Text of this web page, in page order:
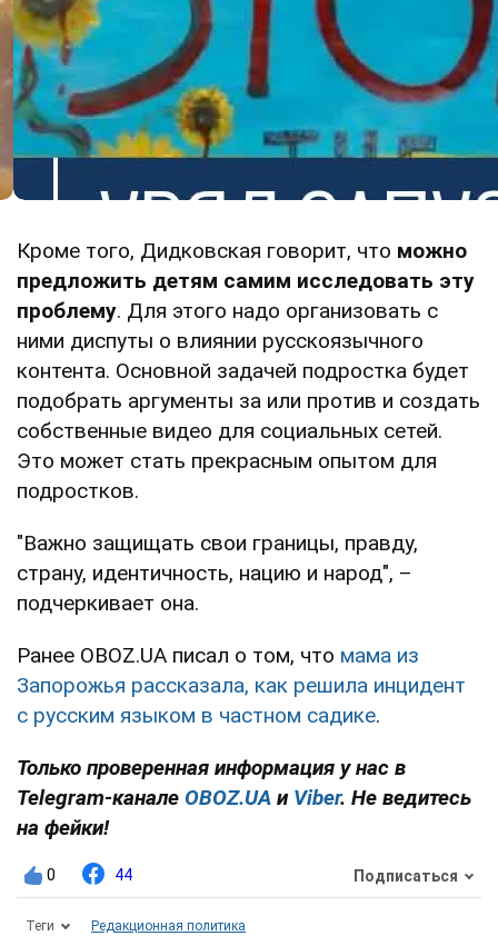
Кроме того, Дидковская говорит, что можно
предложить детям самим исследовать эту
проблему. Для этого надо организовать с
ними диспуты о влиянии русскоязычного
контента. Основной задачей подростка будет
подобрать аргументы за или против и создать
собственные видео для социальных сетей.
Это может стать прекрасным опытом для
подростков.
"Важно защищать свои границы, правду,
страну, идентичность, нацию и народ", –
подчеркивает она.
Ранее OBOZ.UA писал о том, что мама из
Запорожья рассказала, как решила инцидент
с русским языком в частном садике.
Только проверенная информация у нас в
Telegram-канале OBOZ.UA и Viber. Не ведитесь
на фейки!
0 44 Подписаться
Теги Редакционная политика